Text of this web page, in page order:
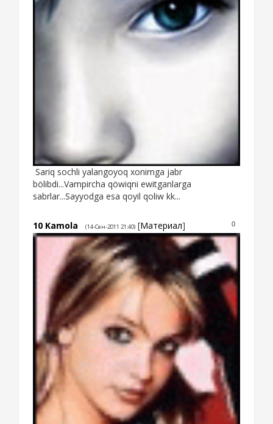
Sariq sochli yalangoyoq xonimga jabr
bölibdi...Vampircha qöwiqni ewitganlarga
sabrlar...Sayyodga esa qoyil qoliw kk...
0
10 Kamola (14-Сен-2011 21:40) [Материал]